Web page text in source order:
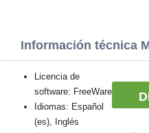
Información técnica
Licencia de
software: FreeWare
Idiomas: Español
(es), Inglés